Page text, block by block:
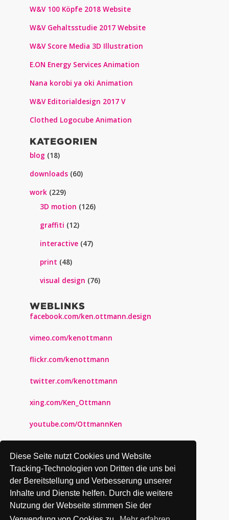
Diese Seite nutzt Cookies und Website
Tracking-Technologien von Dritten die uns bei
der Bereitstellung und Verbesserung unserer
Inhalte und Dienste helfen. Durch die weitere
Nutzung der Webseite stimmen Sie der
W&V 100 Köpfe 2018 Website
W&V Gehaltsstudie 2017 Website
W&V Score Media 3D Illustration
E.ON Energy Services Animation
Nana korobi ya oki Animation
W&V Editorialdesign 2017 V
Clothed Logocube Animation
KATEGORIEN
blog (18)
downloads (60)
work (229)
3D motion (126)
graffiti (12)
interactive (47)
print (48)
visual design (76)
WEBLINKS
facebook.com/ken.ottmann.design
vimeo.com/kenottmann
flickr.com/kenottmann
twitter.com/kenottmann
xing.com/Ken_Ottmann
youtube.com/OttmannKen
kenottmann.tumblr.com
behance.net/kenottmann
instagram.com/kenottmann